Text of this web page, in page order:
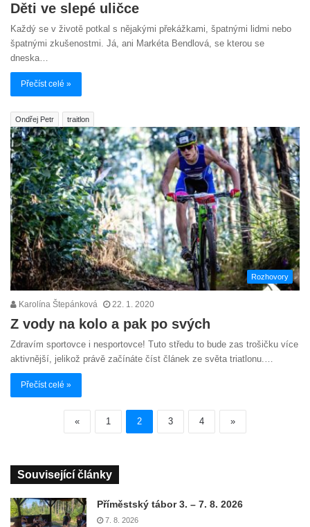
Děti ve slepé uličce
Každý se v životě potkal s nějakými překážkami, špatnými lidmi nebo
špatnými zkušenostmi. Já, ani Markéta Bendlová, se kterou se
dneska…
Přečíst celé »
Ondřej Petr traitlon
Rozhovory
Karolína Štepánková 22. 1. 2020
Z vody na kolo a pak po svých
Zdravím sportovce i nesportovce! Tuto středu to bude zas trošičku více
aktivnější, jelikož právě začínáte číst článek ze světa triatlonu.…
Přečíst celé »
« 1 2 3 4 »
Související články
Příměstský tábor 3. – 7. 8. 2026
7. 8. 2026